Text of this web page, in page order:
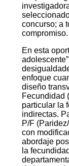
concurso; a
compromiso.
En esta
enfoque
diseño
Fecundidad
particular la
indirectas.
P/F
con
abordaje
la